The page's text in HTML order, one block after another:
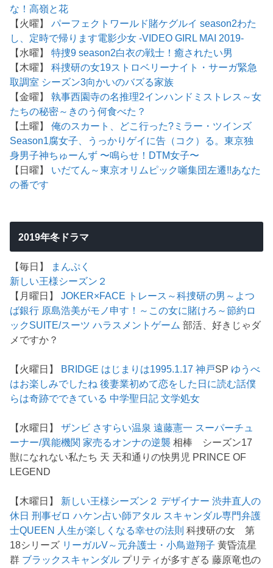
な！高嶺と花
【火曜】パーフェクトワールド賭ケグルイ season2わた
し、定時で帰ります電影少女 -VIDEO GIRL MAI 2019-
【水曜】特捜9 season2白衣の戦士！癒されたい男
【木曜】科捜研の女19ストロベリーナイト・サーガ緊急
取調室 シーズン3向かいのバズる家族
【金曜】執事西園寺の名推理2インハンド ミストレス～女
たちの秘密～ きのう何食べた？
【土曜】俺のスカート、どこ行った? ミラー・ツインズ
Season1腐女子、うっかりゲイに告（コク）る。東京独
身男子神ちゅーんず 〜鳴らせ！DTM女子〜
【日曜】 いだてん～東京オリムピック噺集団左遷!!あなた
の番です
2019年冬ドラマ
【毎日】
まんぷく
新しい王様シーズン２
【月曜日】JOKER×FACE トレース～科捜研の男～ よつ
ば銀行 原島浩美がモノ申す！～この女に賭けろ～節約ロ
ック SUITE/スーツ ハラスメントゲーム 部活、好きじゃダ
メですか？
【火曜日】 BRIDGE はじまりは1995.1.17 神戸SP ゆうべ
はお楽しみでしたね 後妻業初めて恋をした日に読む話僕
らは奇跡でできている 中学聖日記 文学処女
【水曜日】ザンビ さすらい温泉 遠藤憲一 スーパーチュ
ーナー/異能機関 家売るオンナの逆襲 相棒 シーズン17
獣になれない私たち 天 天和通りの快男児 PRINCE OF
LEGEND
【木曜日】 新しい王様シーズン２ デザイナー 渋井直人の
休日 刑事ゼロ ハケン占い師アタル スキャンダル専門弁護
士QUEEN 人生が楽しくなる幸せの法則 科捜研の女 第
18シリーズ リーガルV～元弁護士・小鳥遊翔子 黄昏流星
群 ブラックスキャンダル プリティが多すぎる 藤原竜也の